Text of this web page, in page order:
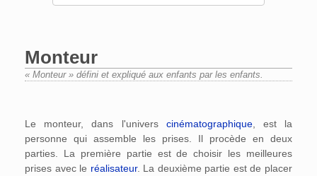
Monteur
« Monteur » défini et expliqué aux enfants par les enfants.
Le monteur, dans l'univers cinématographique, est la
personne qui assemble les prises. Il procède en deux
parties. La première partie est de choisir les meilleures
prises avec le réalisateur. La deuxième partie est de placer